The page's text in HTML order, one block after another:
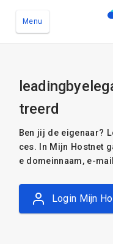
Menu
treerd
Ben jij de eigenaar?
ces. In Mijn Hostnet
e domeinnaam, e-
Login Mijn